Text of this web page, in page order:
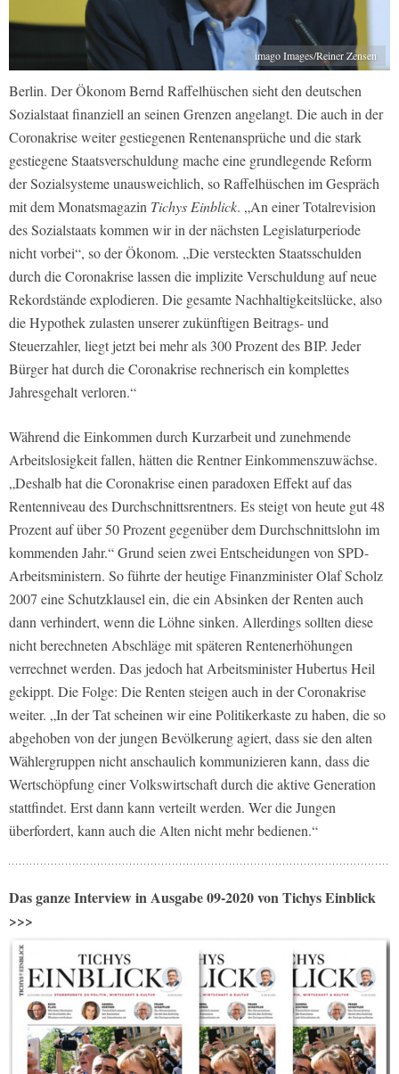
imago Images/Reiner Zensen
Berlin. Der Ökonom Bernd Raffelhüschen sieht den deutschen
Sozialstaat finanziell an seinen Grenzen angelangt. Die auch in der
Coronakrise weiter gestiegenen Rentenansprüche und die stark
gestiegene Staatsverschuldung mache eine grundlegende Reform
der Sozialsysteme unausweichlich, so Raffelhüschen im Gespräch
mit dem Monatsmagazin Tichys Einblick. „An einer Totalrevision
des Sozialstaats kommen wir in der nächsten Legislaturperiode
nicht vorbei“, so der Ökonom. „Die versteckten Staatsschulden
durch die Coronakrise lassen die implizite Verschuldung auf neue
Rekordstände explodieren. Die gesamte Nachhaltigkeitslücke, also
die Hypothek zulasten unserer zukünftigen Beitrags- und
Steuerzahler, liegt jetzt bei mehr als 300 Prozent des BIP. Jeder
Bürger hat durch die Coronakrise rechnerisch ein komplettes
Jahresgehalt verloren.“
Während die Einkommen durch Kurzarbeit und zunehmende
Arbeitslosigkeit fallen, hätten die Rentner Einkommenszuwächse.
„Deshalb hat die Coronakrise einen paradoxen Effekt auf das
Rentenniveau des Durchschnittsrentners. Es steigt von heute gut 48
Prozent auf über 50 Prozent gegenüber dem Durchschnittslohn im
kommenden Jahr.“ Grund seien zwei Entscheidungen von SPD-
Arbeitsministern. So führte der heutige Finanzminister Olaf Scholz
2007 eine Schutzklausel ein, die ein Absinken der Renten auch
dann verhindert, wenn die Löhne sinken. Allerdings sollten diese
nicht berechneten Abschläge mit späteren Rentenerhöhungen
verrechnet werden. Das jedoch hat Arbeitsminister Hubertus Heil
gekippt. Die Folge: Die Renten steigen auch in der Coronakrise
weiter. „In der Tat scheinen wir eine Politikerkaste zu haben, die so
abgehoben von der jungen Bevölkerung agiert, dass sie den alten
Wählergruppen nicht anschaulich kommunizieren kann, dass die
Wertschöpfung einer Volkswirtschaft durch die aktive Generation
stattfindet. Erst dann kann verteilt werden. Wer die Jungen
überfordert, kann auch die Alten nicht mehr bedienen.“
Das ganze Interview in Ausgabe 09-2020 von Tichys Einblick
>>>